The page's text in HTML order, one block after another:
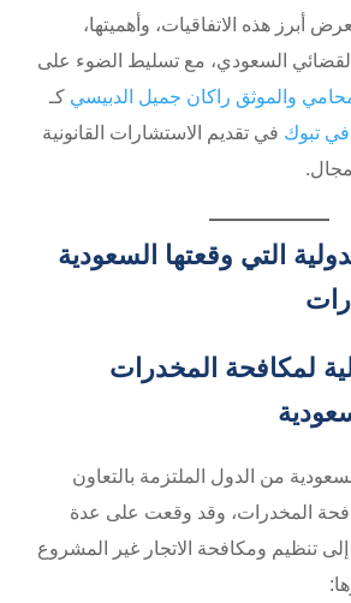
أبرز هذه الاتفاقيات، وأهميتها،
القضائي السعودي، مع تسليط الضوء على
والموثق راكان جميل الدبيسي كـ
تبوك في تقديم الاستشارات القانونية
التي وقعتها السعودية
لمكافحة المخدرات
من الدول الملتزمة بالتعاون
المخدرات، وقد وقعت على عدة
إلى تنظيم ومكافحة الاتجار غير المشروع